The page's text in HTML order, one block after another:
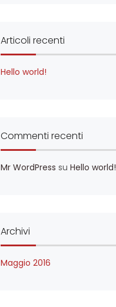
Articoli recenti
Hello world!
Commenti recenti
Mr WordPress su Hello world!
Archivi
Maggio 2016